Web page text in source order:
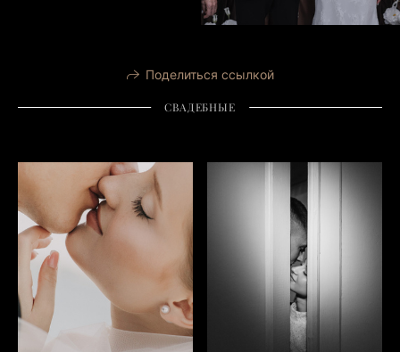
Поделиться ссылкой
СВАДЕБНЫЕ